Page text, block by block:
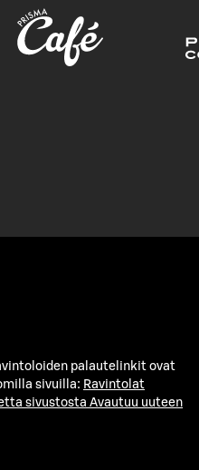
palautelinkit ovat
sivuilla: Ravintolat
sivustosta Avautuu uuteen